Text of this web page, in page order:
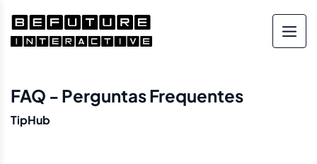
FAQ - Perguntas Frequentes
TipHub